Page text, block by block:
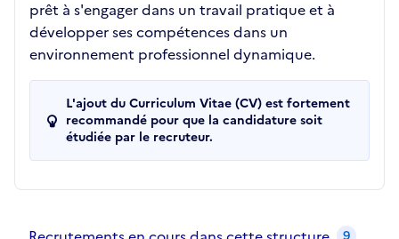
prêt à s'engager dans un travail pratique et à
développer ses compétences dans un
environnement professionnel dynamique.
L'ajout du Curriculum Vitae (CV) est fortement
recommandé pour que la candidature soit
étudiée par le recruteur.